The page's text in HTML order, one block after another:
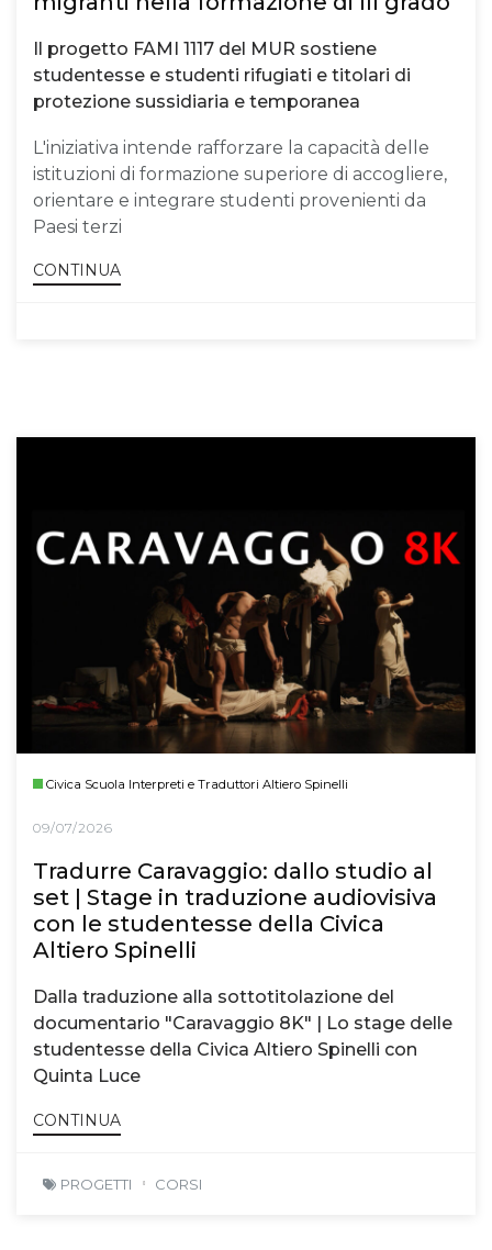
Il progetto FAMI 1117 del MUR sostiene
studentesse e studenti rifugiati e titolari di
protezione sussidiaria e temporanea
L'iniziativa intende rafforzare la capacità delle
istituzioni di formazione superiore di accogliere,
orientare e integrare studenti provenienti da
Paesi terzi
CONTINUA
Civica Scuola Interpreti e Traduttori Altiero Spinelli
09/07/2026
Tradurre Caravaggio: dallo studio al
set | Stage in traduzione audiovisiva
con le studentesse della Civica
Altiero Spinelli
Dalla traduzione alla sottotitolazione del
documentario "Caravaggio 8K" | Lo stage delle
studentesse della Civica Altiero Spinelli con
Quinta Luce
CONTINUA
PROGETTI CORSI